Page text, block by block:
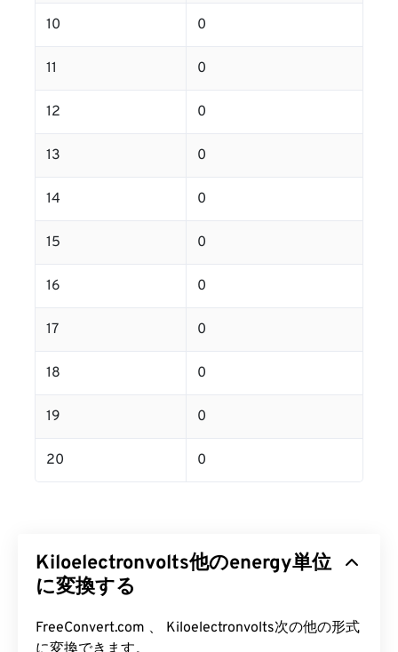
10 0
11 0
12 0
13 0
14 0
15 0
16 0
17 0
18 0
19 0
20 0
Kiloelectronvolts他のenergy単位
に変換する
FreeConvert.com 、 Kiloelectronvolts次の他の形式